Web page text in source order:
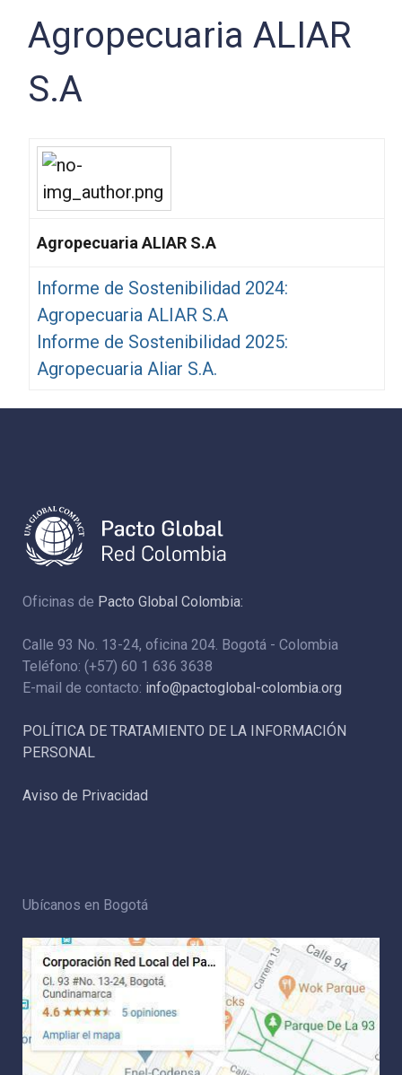
Agropecuaria ALIAR
S.A
Agropecuaria ALIAR S.A
Informe de Sostenibilidad 2024:
Agropecuaria ALIAR S.A
Informe de Sostenibilidad 2025:
Agropecuaria Aliar S.A.
Oficinas de Pacto Global Colombia:
Calle 93 No. 13-24, oficina 204. Bogotá - Colombia
Teléfono: (+57) 60 1 636 3638
E-mail de contacto: info@pactoglobal-colombia.org
POLÍTICA DE TRATAMIENTO DE LA INFORMACIÓN
PERSONAL
Aviso de Privacidad
Ubícanos en Bogotá